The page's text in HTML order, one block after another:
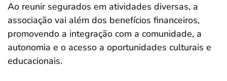
Ao reunir segurados em atividades diversas, a
associação vai além dos benefícios financeiros,
promovendo a integração com a comunidade, a
autonomia e o acesso a oportunidades culturais e
educacionais.